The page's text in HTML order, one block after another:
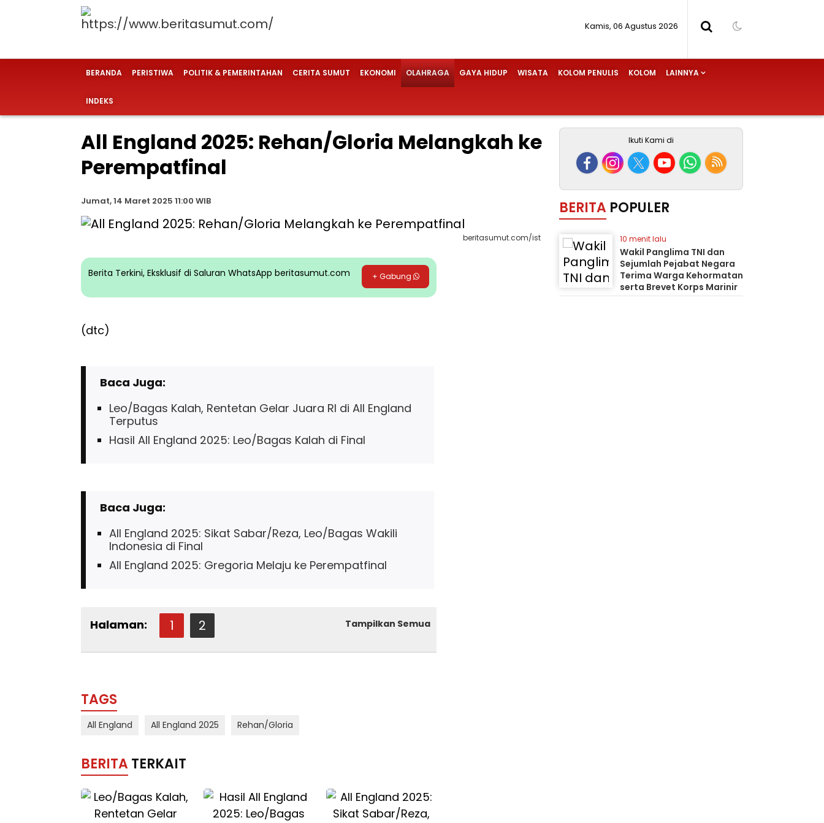
Kamis, 06 Agustus 2026
BERANDA PERISTIWA POLITIK & PEMERINTAHAN CERITA SUMUT EKONOMI OLAHRAGA GAYA HIDUP WISATA KOLOM PENULIS KOLOM LAINNYA
INDEKS
All England 2025: Rehan/Gloria Melangkah ke
Perempatfinal
Jumat, 14 Maret 2025 11:00 WIB
beritasumut.com/ist
Berita Terkini, Eksklusif di Saluran WhatsApp beritasumut.com + Gabung
(dtc)
Baca Juga:
Leo/Bagas Kalah, Rentetan Gelar Juara RI di All England
Terputus
Hasil All England 2025: Leo/Bagas Kalah di Final
Baca Juga:
All England 2025: Sikat Sabar/Reza, Leo/Bagas Wakili
Indonesia di Final
All England 2025: Gregoria Melaju ke Perempatfinal
Halaman: 1 2 Tampilkan Semua
TAGS
All England All England 2025 Rehan/Gloria
BERITA TERKAIT
Ikuti Kami di
BERITA POPULER
10 menit lalu
Wakil Panglima TNI dan
Sejumlah Pejabat Negara
Terima Warga Kehormatan
serta Brevet Korps Marinir